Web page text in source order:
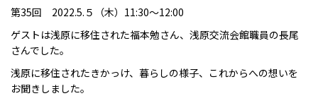
第35回 2022.5.５（木）11:30〜12:00
ゲストは浅原に移住された福本勉さん、浅原交流会館職員の長尾
さんでした。
浅原に移住されたきかっけ、暮らしの様子、これからへの想いを
お聞きしました。